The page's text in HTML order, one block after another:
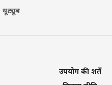
यूट्यूब
उपयोग की शर्तें